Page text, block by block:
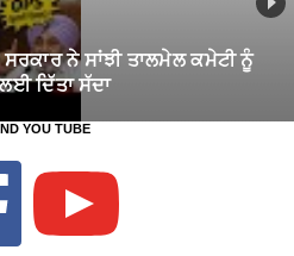
ਸਰਕਾਰ ਨੇ ਸਾਂਝੀ ਤਾਲਮੇਲ ਕਮੇਟੀ ਨੂੰ
ਦਿੱਤਾ ਸੱਦਾ
YOU TUBE